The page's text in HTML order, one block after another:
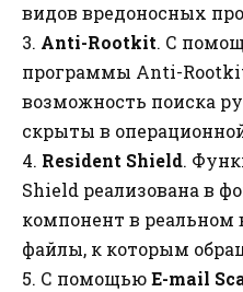
видов вредоносных
3. Anti-Rootkit. С
программы Anti-
возможность поиска
скрыты в
4. Resident Shield.
Shield реализована в
компонент в реальном
файлы, к которым
5. С помощьюE-mail